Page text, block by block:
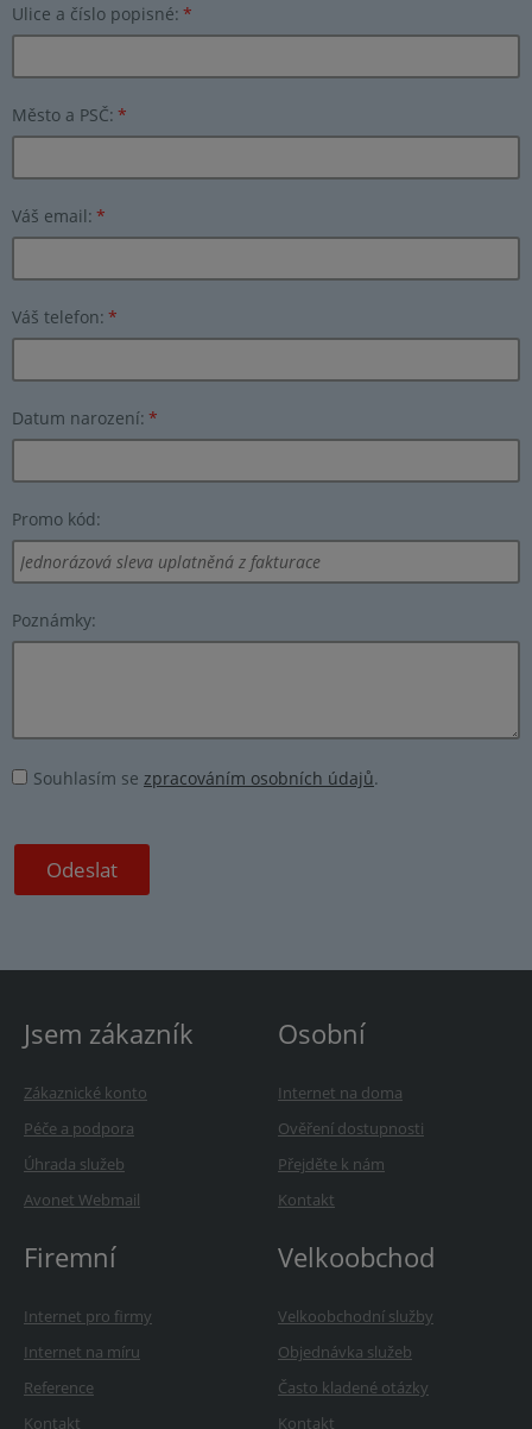
Ulice a číslo popisné: *
Město a PSČ: *
Váš email: *
Váš telefon: *
Datum narození: *
Promo kód:
Poznámky:
Souhlasím se zpracováním osobních údajů.
Jsem zákazník
Zákaznické konto
Péče a podpora
Úhrada služeb
Avonet Webmail
Osobní
Internet na doma
Ověření dostupnosti
Přejděte k nám
Kontakt
Firemní
Internet pro firmy
Internet na míru
Reference
Kontakt
Velkoobchod
Velkoobchodní služby
Objednávka služeb
Často kladené otázky
Kontakt